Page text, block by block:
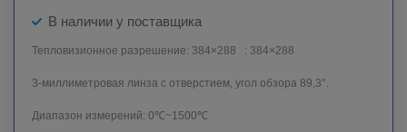
В наличии у поставщика
Тепловизионное разрешение: 384×288 : 384×288
3-миллиметровая линза с отверстием, угол обзора 89,3°.
Диапазон измерений: 0℃~1500℃